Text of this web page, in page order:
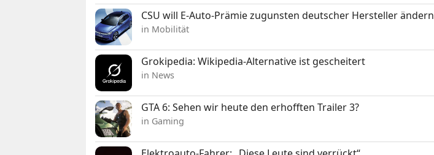
CSU will E-Auto-Prämie zugunsten deutscher Hersteller ändern
in Mobilität
Grokipedia: Wikipedia-Alternative ist gescheitert
in News
GTA 6: Sehen wir heute den erhofften Trailer 3?
in Gaming